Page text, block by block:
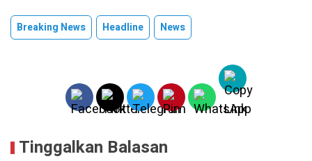
Breaking News Headline News
Tinggalkan Balasan